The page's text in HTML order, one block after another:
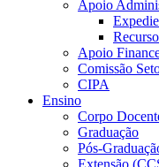
Apoio
Apoio
Comissão
CIPA
Ensino
Corpo
Graduação
Pós-
Extensão